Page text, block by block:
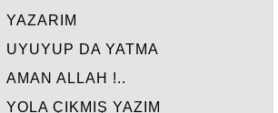
YAZARIM
UYUYUP DA YATMA
AMAN ALLAH !..
YOLA ÇIKMIŞ YAZIM